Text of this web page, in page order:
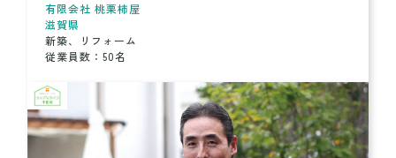
有限会社 桃栗柿屋
滋賀県
新築、リフォーム
従業員数：50名